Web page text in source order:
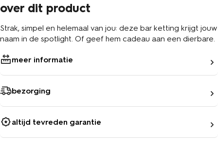
over dit product
Strak, simpel en helemaal van jou: deze bar ketting krijgt jouw
naam in de spotlight. Of geef hem cadeau aan een dierbare.
meer informatie
bezorging
altijd tevreden garantie